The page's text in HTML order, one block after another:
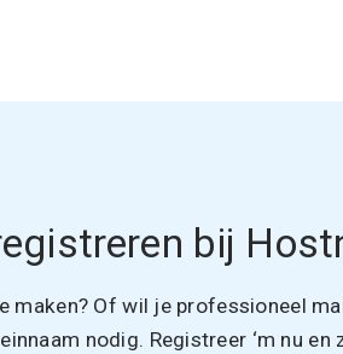
bij
maken? Of wil je professioneel
nodig. Registreer ‘m nu en